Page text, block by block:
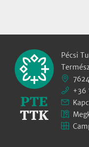
Pécsi
+36